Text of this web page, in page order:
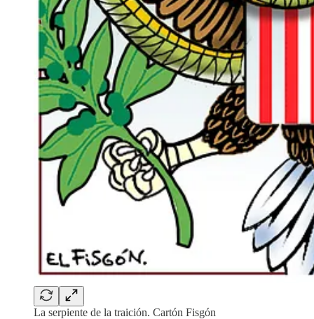
La serpiente de la traición. Cartón Fisgón